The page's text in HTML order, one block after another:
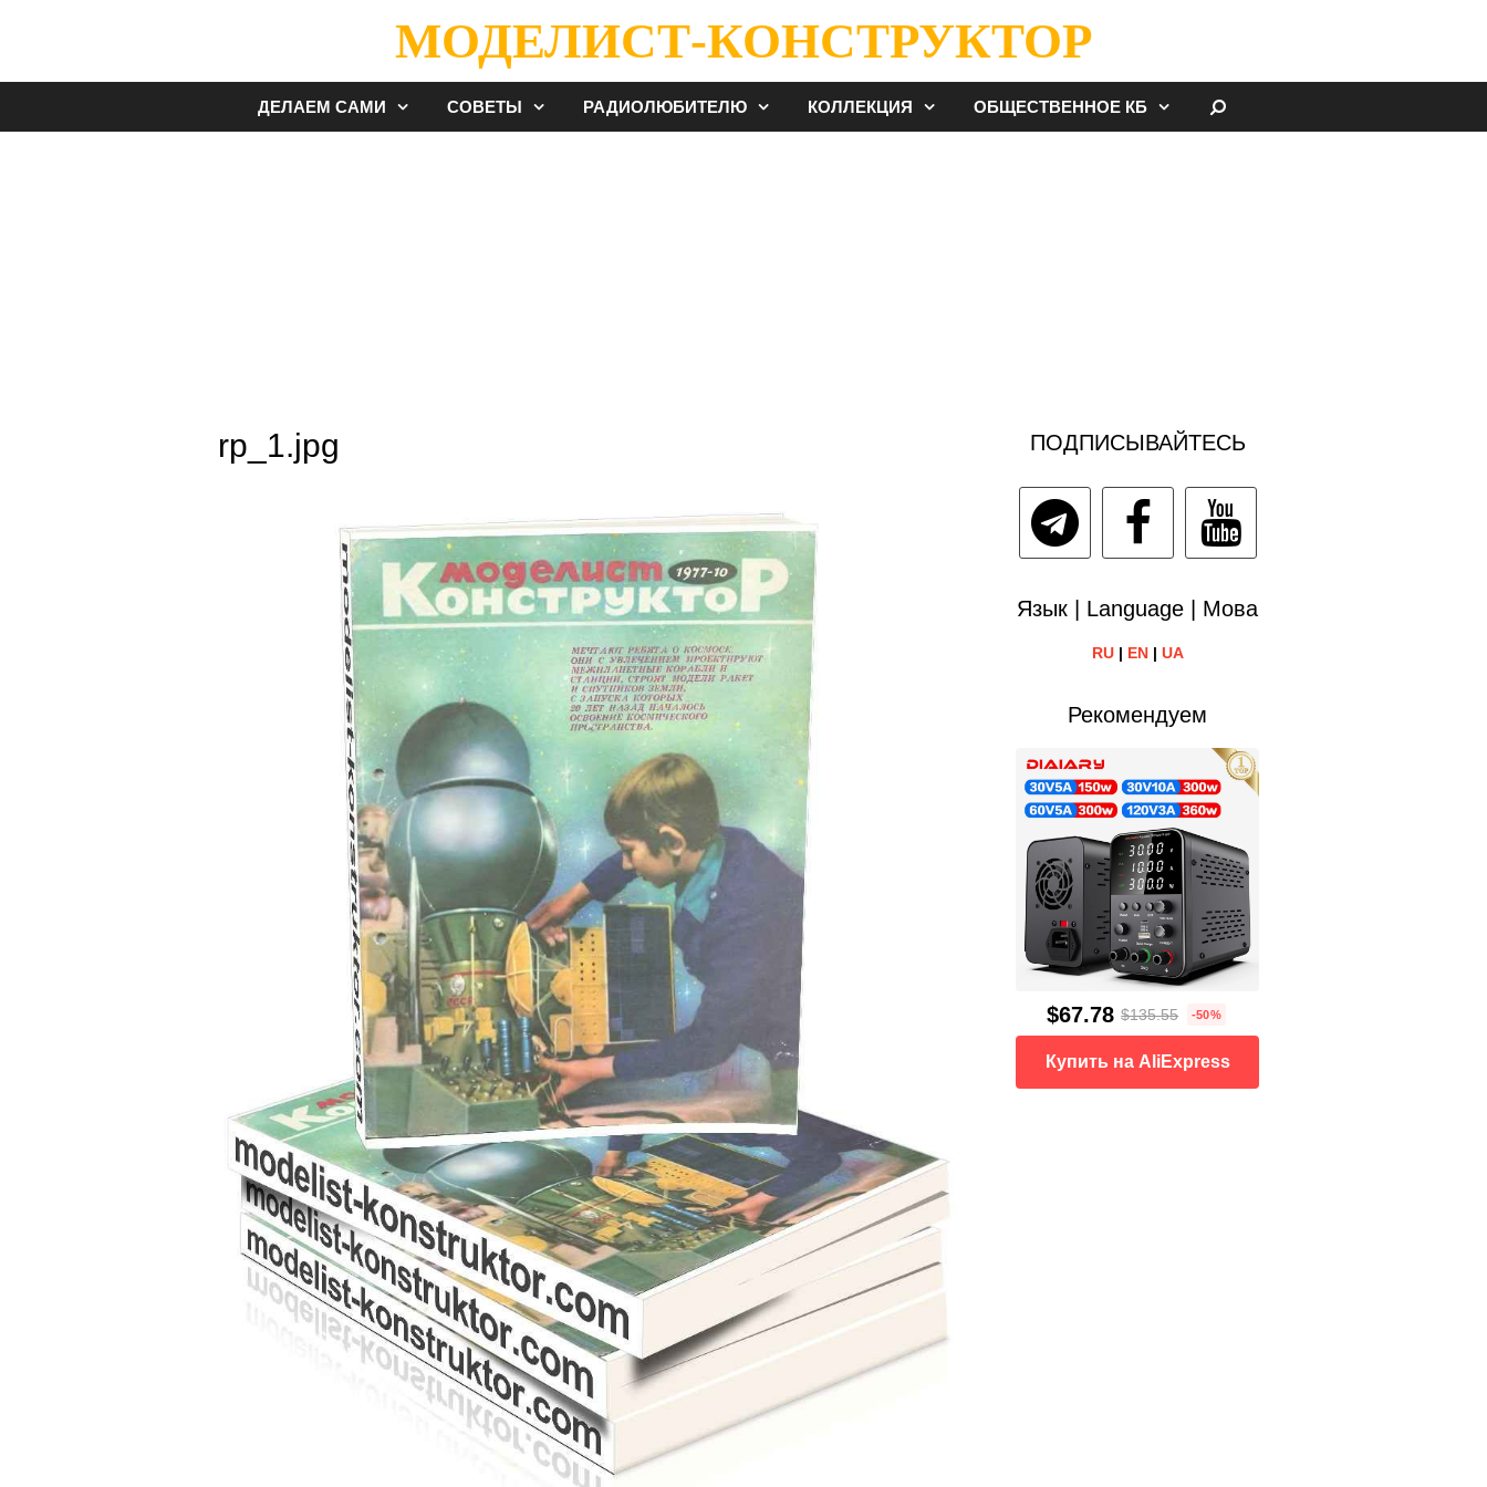
МОДЕЛИСТ-КОНСТРУКТОР
ДЕЛАЕМ САМИ СОВЕТЫ РАДИОЛЮБИТЕЛЮ КОЛЛЕКЦИЯ ОБЩЕСТВЕННОЕ КБ
rp_1.jpg ПОДПИСЫВАЙТЕСЬ
Язык | Language | Мова
RU| EN| UA
Рекомендуем
$67.78 $135.55 -50%
Купить на AliExpress